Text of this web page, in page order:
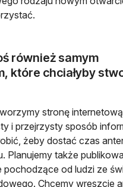
również samym
które chciałyby
stronę
i przejrzysty sposób
żeby dostać czas
Planujemy także
pochodzące od ludzi ze
Chcemy wreszcie